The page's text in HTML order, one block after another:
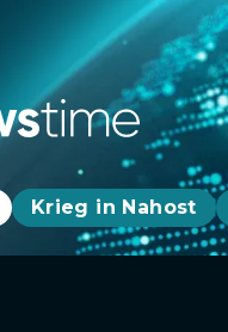
Krieg in Nahost